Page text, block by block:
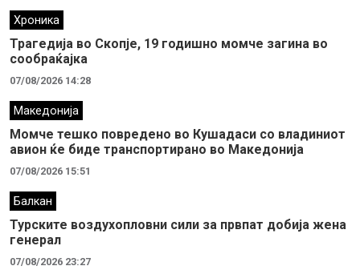
Хроника
Трагедија во Скопје, 19 годишно момче загина во
сообраќајка
07/08/2026 14:28
Македонија
Момче тешко повредено во Кушадаси со владиниот
авион ќе биде транспортирано во Македонија
07/08/2026 15:51
Балкан
Турските воздухопловни сили за првпат добија жена
генерал
07/08/2026 23:27